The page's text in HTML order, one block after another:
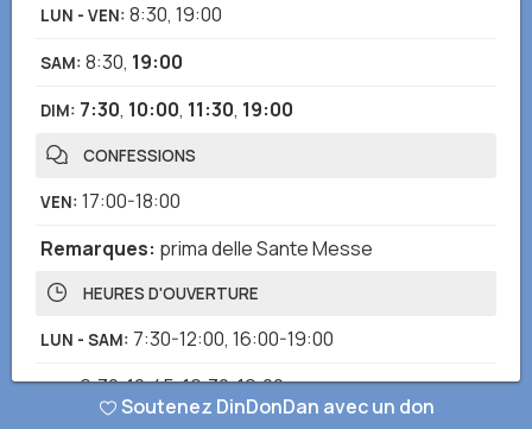
LUN - VEN: 8:30, 19:00
SAM: 8:30, 19:00
DIM: 7:30, 10:00, 11:30, 19:00
CONFESSIONS
VEN: 17:00-18:00
Remarques: prima delle Sante Messe
HEURES D'OUVERTURE
LUN - SAM: 7:30-12:00, 16:00-19:00
DIM:6:30-12:45,16:30-19:00
Soutenez DinDonDan avec un don